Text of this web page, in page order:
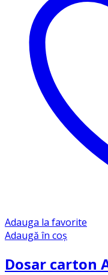
Adauga la favorite
Adaugă în coș
Dosar carton